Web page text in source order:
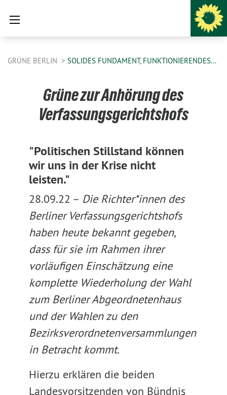
GRÜNE BERLIN SOLIDES FUNDAMENT, FUNKTIONIERENDES…
Grüne zur Anhörung des
Verfassungsgerichtshofs
"Politischen Stillstand können
wir uns in der Krise nicht
leisten."
28.09.22 – Die Richter*innen des
Berliner Verfassungsgerichtshofs
haben heute bekannt gegeben,
dass für sie im Rahmen ihrer
vorläufigen Einschätzung eine
komplette Wiederholung der Wahl
zum Berliner Abgeordnetenhaus
und der Wahlen zu den
Bezirksverordnetenversammlungen
in Betracht kommt.
Hierzu erklären die beiden
Landesvorsitzenden von Bündnis